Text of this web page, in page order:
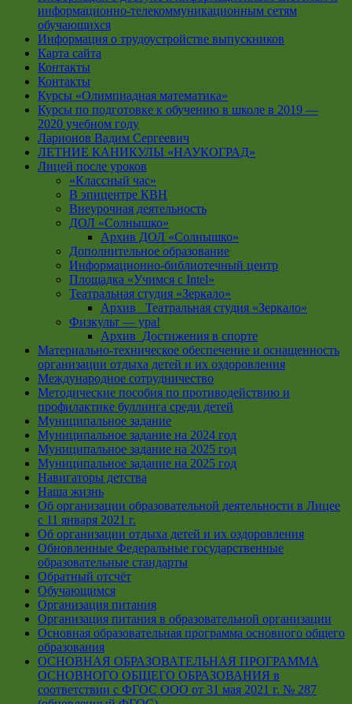
информационно-телекоммуникационным сетям
обучающихся
Информация о трудоустройстве выпускников
Карта сайта
Контакты
Контакты
Курсы «Олимпиадная математика»
Курсы по подготовке к обучению в школе в 2019 —
2020 учебном году
Ларионов Вадим Сергеевич
ЛЕТНИЕ КАНИКУЛЫ «НАУКОГРАД»
Лицей после уроков
«Классный час»
В эпицентре КВН
Внеурочная деятельность
ДОЛ «Солнышко»
Архив ДОЛ «Солнышко»
Дополнительное образование
Информационно-библиотечный центр
Площадка «Учимся с Intel»
Театральная студия «Зеркало»
Архив _Театральная студия «Зеркало»
Физкульт — ура!
Архив_Достижения в спорте
Материально-техническое обеспечение и оснащенность
организации отдыха детей и их оздоровления
Международное сотрудничество
Методические пособия по противодействию и
профилактике буллинга среди детей
Муниципальное задание
Муниципальное задание на 2024 год
Муниципальное задание на 2025 год
Муниципальное задание на 2025 год
Навигаторы детства
Наша жизнь
Об организации образовательной деятельности в Лицее
с 11 января 2021 г.
Об организации отдыха детей и их оздоровления
Обновленные Федеральные государственные
образовательные стандарты
Обратный отсчёт
Обучающимся
Организация питания
Организация питания в образовательной организации
Основная образовательная программа основного общего
образования
ОСНОВНАЯ ОБРАЗОВАТЕЛЬНАЯ ПРОГРАММА
ОСНОВНОГО ОБЩЕГО ОБРАЗОВАНИЯ в
соответствии с ФГОС ООО от 31 мая 2021 г. № 287